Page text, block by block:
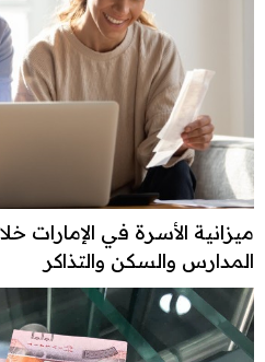
ميزانية الأسرة في
المدارس والسكن والتذاكر